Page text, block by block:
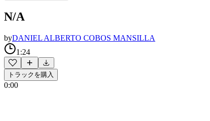
N/A
byDANIEL ALBERTO COBOS MANSILLA
1:24
トラックを購入
0:00